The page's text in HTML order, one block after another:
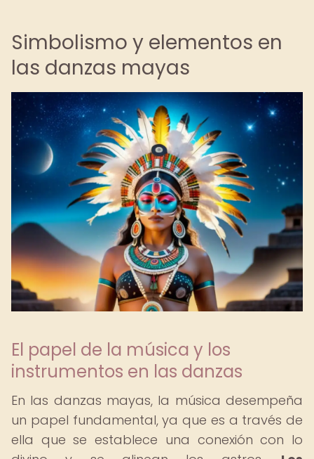
Simbolismo y elementos en
las danzas mayas
El papel de la música y los
instrumentos en las danzas
En las danzas mayas, la música desempeña
un papel fundamental, ya que es a través de
ella que se establece una conexión con lo